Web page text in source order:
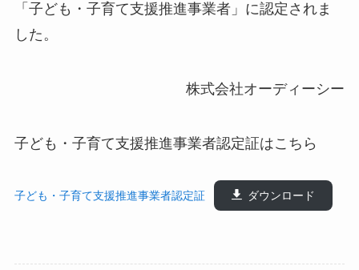
「子ども・子育て支援推進事業者」に認定されま
した。
株式会社オーディーシー
子ども・子育て支援推進事業者認定証はこちら
子ども・子育て支援推進事業者認定証 ダウンロード